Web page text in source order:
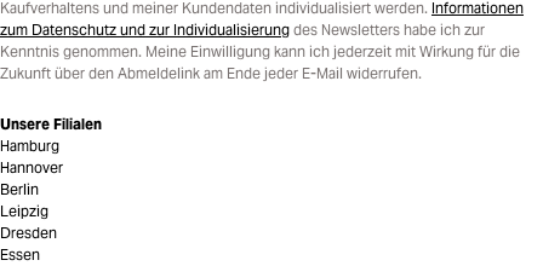
Kaufverhaltens und meiner Kundendaten individualisiert werden. Informationen
zum Datenschutz und zur Individualisierung des Newsletters habe ich zur
Kenntnis genommen. Meine Einwilligung kann ich jederzeit mit Wirkung für die
Zukunft über den Abmeldelink am Ende jeder E-Mail widerrufen.
Unsere Filialen
Hamburg
Hannover
Berlin
Leipzig
Dresden
Essen